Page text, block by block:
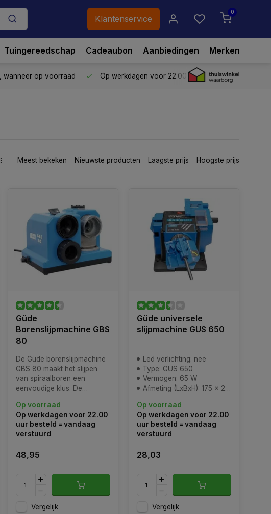
Klantenservice
0
Tuingereedschap Cadeaubon Aanbiedingen Merken
, wanneer op voorraad Op werkdagen voor 22.00 uur besteld,vandaag
Meest bekeken Nieuwste producten Laagste prijs Hoogste prijs
Güde
Borenslijpmachine GBS
80
De Güde borenslijpmachine
GBS 80 maakt het slijpen
van spiraalboren een
eenvoudige klus. De
gebruik, zodat jijzelf je
boren kan slijpen. De
boorslijpmachine behuizing
is van robuust kunststof en
aluminium.
Op voorraad
Op werkdagen voor 22.00
uur besteld = vandaag
verstuurd
48,95
Vergelijk
Güde universele
slijpmachine GUS 650
Led verlichting: nee
Type: GUS 650
Vermogen: 65 W
Afmeting (LxBxH): 175 x 220 x 200 mm
Op voorraad
Op werkdagen voor 22.00
uur besteld = vandaag
verstuurd
28,03
Vergelijk